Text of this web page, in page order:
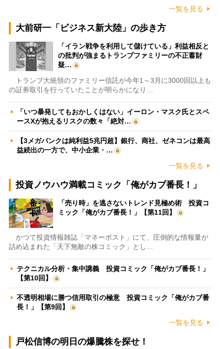
一覧を見る
大前研一「ビジネス新大陸」の歩き方
「イラン戦争を利用して儲けている」利益相反と
の批判が強まるトランプファミリーの不正蓄財
疑…
トランプ大統領のファミリー信託が今年1～3月に3000回以上も
の証券取引を行っていたことが明らかになり…
「いつ暴発してもおかしくはない」イーロン・マスク氏とスペ
ースXが抱えるリスクの数々「絶対…
【3メガバンクは純利益5兆円超】銀行、商社、ゼネコンは最高
益続出の一方で、中小企業・…
一覧を見る
投資ノウハウ満載コミック「俺がカブ番長！」
「売り時」を逃さないトレンド見極め術 投資コ
ミック「俺がカブ番長！」【第11回】
かつて投資情報雑誌「マネーポスト」にて、圧倒的な情報量が
詰め込まれた「天下無敵の株コミック」とし…
テクニカル分析・集中講義 投資コミック「俺がカブ番長！」
【第10回】
不透明相場に勝つ信用取引の極意 投資コミック「俺がカブ番
長！」【第9回】
一覧を見る
戸松信博の明日の爆騰株を探せ！